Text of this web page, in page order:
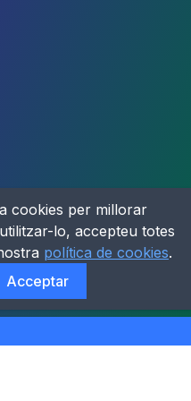
cookies per millorar
lo, accepteu totes
política de cookies.
Acceptar